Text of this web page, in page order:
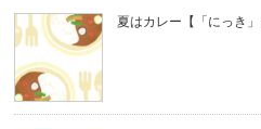
夏はカレー【「にっき